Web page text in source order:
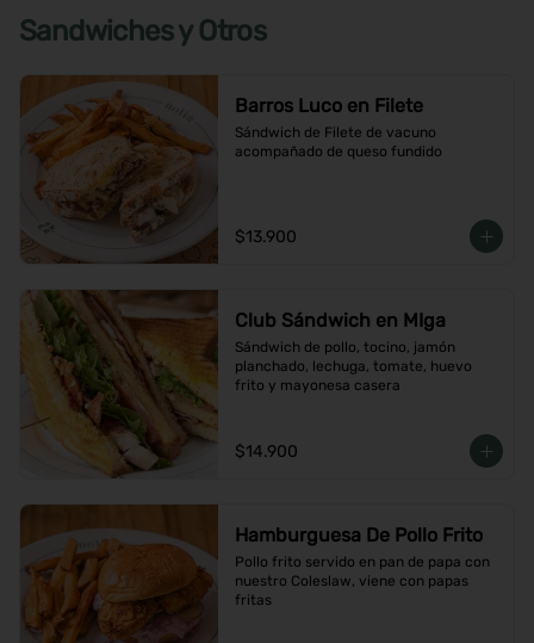
Sandwiches y Otros
Barros Luco en Filete
Sándwich de Filete de vacuno
acompañado de queso fundido
$13.900
Club Sándwich en MIga
Sándwich de pollo, tocino, jamón
planchado, lechuga, tomate, huevo
frito y mayonesa casera
$14.900
Hamburguesa De Pollo Frito
Pollo frito servido en pan de papa con
nuestro Coleslaw, viene con papas
fritas